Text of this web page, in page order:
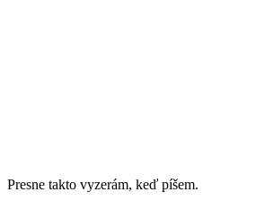
Presne takto vyzerám, keď píšem.